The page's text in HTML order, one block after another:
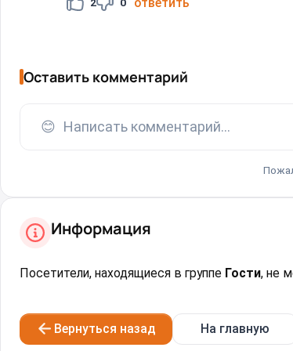
Оставить комментарий
😊 Написать комментарий...
Информация
Посетители, находящиеся в группе Гости, не
Вернуться назад На главную